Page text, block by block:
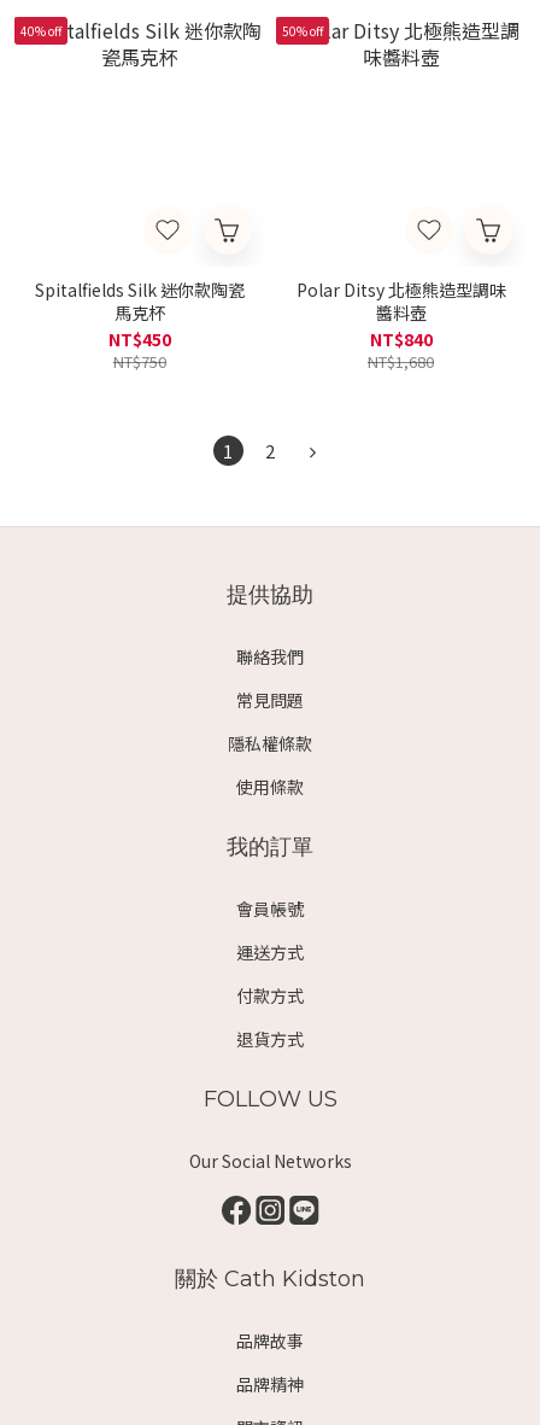
40% off
Spitalfields Silk 迷你款陶瓷
馬克杯
NT$450
NT$750
50% off
Polar Ditsy 北極熊造型調味
醬料壺
NT$840
NT$1,680
1 2
提供協助
聯絡我們
常見問題
隱私權條款
使用條款
我的訂單
會員帳號
運送方式
付款方式
退貨方式
FOLLOW US
Our Social Networks
關於 Cath Kidston
品牌故事
品牌精神